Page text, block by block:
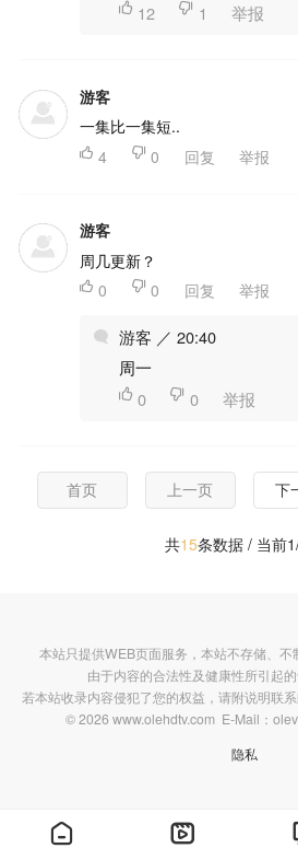
 12  1 举报
游客
一集比一集短..
 4  0 回复 举报
游客
周几更新？
 0  0 回复 举报
游客 ／ 20:40
周一
 0  0 举报
首页 上一页 下
共15条数据 / 当前
本站只提供WEB页面服务，本站不存储、
由于内容的合法性及健康性所引起的
若本站收录内容侵犯了您的权益，请附说明联
© 2026 www.olehdtv.com E-Mail：
隐私
 